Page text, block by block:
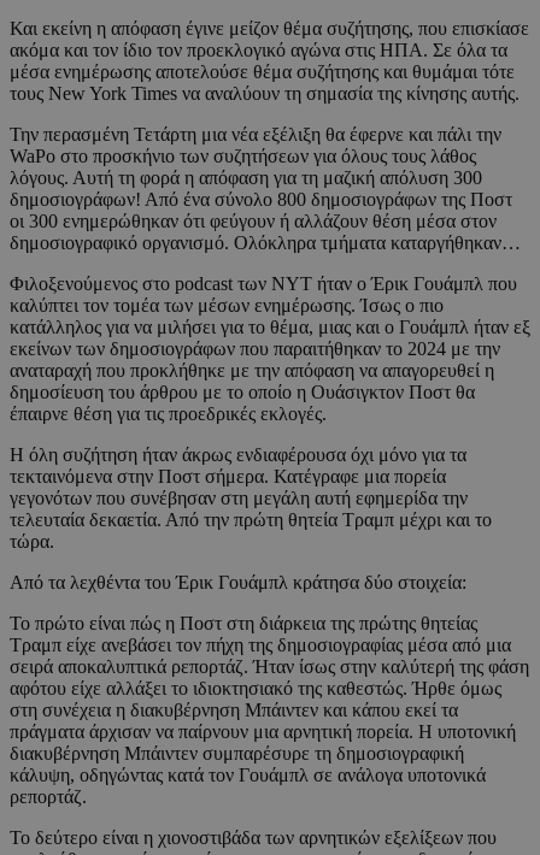
Και εκείνη η απόφαση έγινε μείζον θέμα συζήτησης, που επισκίασε
ακόμα και τον ίδιο τον προεκλογικό αγώνα στις ΗΠΑ. Σε όλα τα
μέσα ενημέρωσης αποτελούσε θέμα συζήτησης και θυμάμαι τότε
τους New York Times να αναλύουν τη σημασία της κίνησης αυτής.
Την περασμένη Τετάρτη μια νέα εξέλιξη θα έφερνε και πάλι την
WaPo στο προσκήνιο των συζητήσεων για όλους τους λάθος
λόγους. Αυτή τη φορά η απόφαση για τη μαζική απόλυση 300
δημοσιογράφων! Από ένα σύνολο 800 δημοσιογράφων της Ποστ
οι 300 ενημερώθηκαν ότι φεύγουν ή αλλάζουν θέση μέσα στον
δημοσιογραφικό οργανισμό. Ολόκληρα τμήματα καταργήθηκαν…
Φιλοξενούμενος στο podcast των ΝΥΤ ήταν ο Έρικ Γουάμπλ που
καλύπτει τον τομέα των μέσων ενημέρωσης. Ίσως ο πιο
κατάλληλος για να μιλήσει για το θέμα, μιας και ο Γουάμπλ ήταν εξ
εκείνων των δημοσιογράφων που παραιτήθηκαν το 2024 με την
αναταραχή που προκλήθηκε με την απόφαση να απαγορευθεί η
δημοσίευση του άρθρου με το οποίο η Ουάσιγκτον Ποστ θα
έπαιρνε θέση για τις προεδρικές εκλογές.
Η όλη συζήτηση ήταν άκρως ενδιαφέρουσα όχι μόνο για τα
τεκταινόμενα στην Ποστ σήμερα. Κατέγραφε μια πορεία
γεγονότων που συνέβησαν στη μεγάλη αυτή εφημερίδα την
τελευταία δεκαετία. Από την πρώτη θητεία Τραμπ μέχρι και το
τώρα.
Από τα λεχθέντα του Έρικ Γουάμπλ κράτησα δύο στοιχεία:
Το πρώτο είναι πώς η Ποστ στη διάρκεια της πρώτης θητείας
Τραμπ είχε ανεβάσει τον πήχη της δημοσιογραφίας μέσα από μια
σειρά αποκαλυπτικά ρεπορτάζ. Ήταν ίσως στην καλύτερή της φάση
αφότου είχε αλλάξει το ιδιοκτησιακό της καθεστώς. Ήρθε όμως
στη συνέχεια η διακυβέρνηση Μπάιντεν και κάπου εκεί τα
πράγματα άρχισαν να παίρνουν μια αρνητική πορεία. Η υποτονική
διακυβέρνηση Μπάιντεν συμπαρέσυρε τη δημοσιογραφική
κάλυψη, οδηγώντας κατά τον Γουάμπλ σε ανάλογα υποτονικά
ρεπορτάζ.
Το δεύτερο είναι η χιονοστιβάδα των αρνητικών εξελίξεων που